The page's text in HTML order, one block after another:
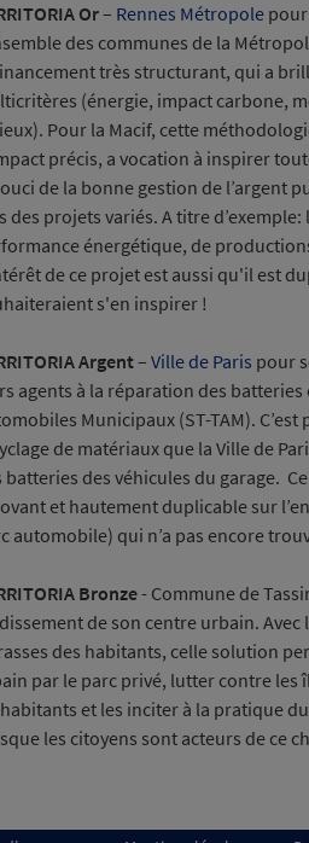
Or– Rennes Métropole
des communes de la
très structurant, qui a
(énergie, impact carbone,
Pour la Macif, cette
précis, a vocation à inspirer
de la bonne gestion de l’argent
des projets variés. A titre
énergétique, de
de ce projet est aussi qu'il est
s'en inspirer !
Argent– Ville de Paris pour
agents à la réparation des
Municipaux (ST-TAM).
de matériaux que la Ville de
batteries des véhicules du garage.
et hautement duplicable sur
automobile) qui n’a pas encore
Bronze- Commune de
de son centre urbain.
des habitants, celle solution
par le parc privé, lutter contre
et les inciter à la pratique
les citoyens sont acteurs de ce